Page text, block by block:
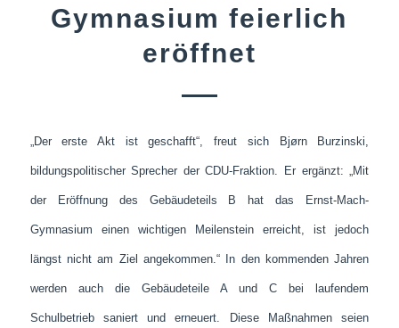
Gymnasium feierlich
eröffnet
„Der erste Akt ist geschafft“, freut sich Bjørn Burzinski,
bildungspolitischer Sprecher der CDU-Fraktion. Er ergänzt: „Mit
der Eröffnung des Gebäudeteils B hat das Ernst-Mach-
Gymnasium einen wichtigen Meilenstein erreicht, ist jedoch
längst nicht am Ziel angekommen.“ In den kommenden Jahren
werden auch die Gebäudeteile A und C bei laufendem
Schulbetrieb saniert und erneuert. Diese Maßnahmen seien